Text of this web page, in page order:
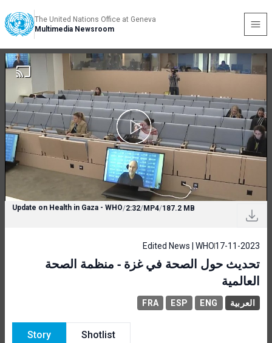
The United Nations Office at Geneva
Multimedia Newsroom
Update on Health in Gaza - WHO/2:32/MP4/187.2 MB
17-11-2023
Edited News | WHO
تحديث حول الصحة في غزة - منظمة الصحة
العالمية
العربية ENG
ESP
FRA
Story Shotlist